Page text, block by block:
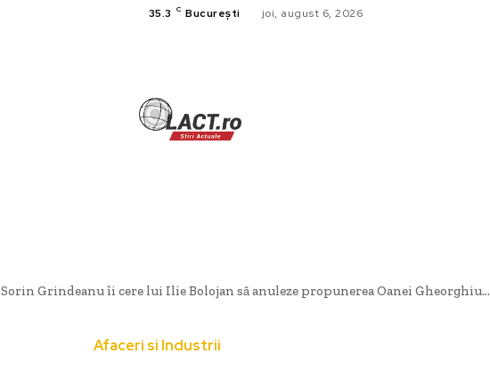
35.3 C București joi, august 6, 2026
Sorin Grindeanu îi cere lui Ilie Bolojan să anuleze propunerea Oanei Gheorghiu...
Afaceri si Industrii